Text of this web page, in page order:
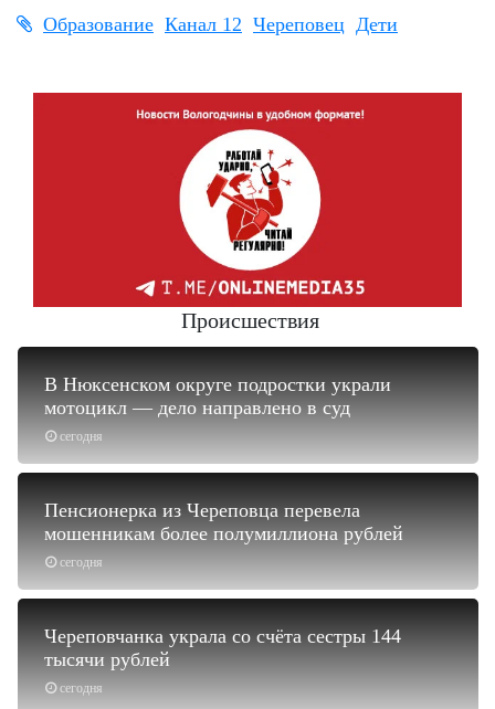
Образование Канал 12 Череповец Дети
Происшествия
сегодня
В Нюксенском округе подростки украли
мотоцикл — дело направлено в суд
сегодня
Пенсионерка из Череповца перевела
мошенникам более полумиллиона рублей
сегодня
Череповчанка украла со счёта сестры 144
тысячи рублей